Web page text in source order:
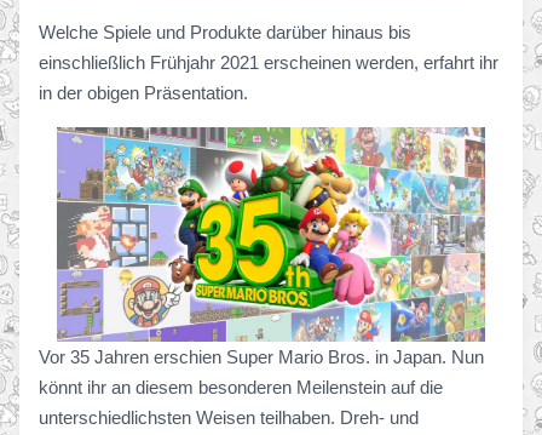
Welche Spiele und Produkte darüber hinaus bis
einschließlich Frühjahr 2021 erscheinen werden, erfahrt ihr
in der obigen Präsentation.
Vor 35 Jahren erschien Super Mario Bros. in Japan. Nun
könnt ihr an diesem besonderen Meilenstein auf die
unterschiedlichsten Weisen teilhaben. Dreh- und